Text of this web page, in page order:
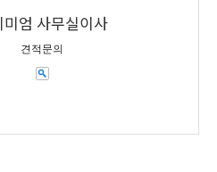
미엄 사무실이사
견적문의